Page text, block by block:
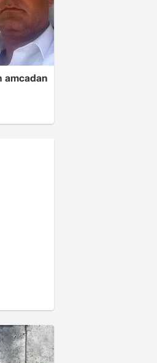
amcadan